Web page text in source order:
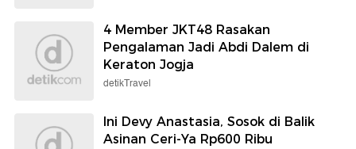
4 Member JKT48 Rasakan
Pengalaman Jadi Abdi Dalem di
Keraton Jogja
detikTravel
Ini Devy Anastasia, Sosok di Balik
Asinan Ceri-Ya Rp600 Ribu